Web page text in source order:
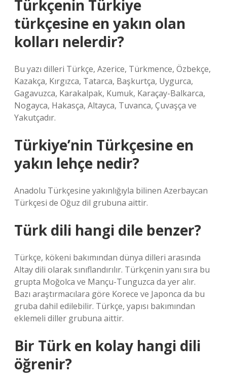
Türkçenin Türkiye
türkçesine en yakın olan
kolları nelerdir?
Bu yazı dilleri Türkçe, Azerice, Türkmence, Özbekçe,
Kazakça, Kırgızca, Tatarca, Başkurtça, Uygurca,
Gagavuzca, Karakalpak, Kumuk, Karaçay-Balkarca,
Nogayca, Hakasça, Altayca, Tuvanca, Çuvaşça ve
Yakutçadır.
Türkiye’nin Türkçesine en
yakın lehçe nedir?
Anadolu Türkçesine yakınlığıyla bilinen Azerbaycan
Türkçesi de Oğuz dil grubuna aittir.
Türk dili hangi dile benzer?
Türkçe, kökeni bakımından dünya dilleri arasında
Altay dili olarak sınıflandırılır. Türkçenin yanı sıra bu
grupta Moğolca ve Mançu-Tunguzca da yer alır.
Bazı araştırmacılara göre Korece ve Japonca da bu
gruba dahil edilebilir. Türkçe, yapısı bakımından
eklemeli diller grubuna aittir.
Bir Türk en kolay hangi dili
öğrenir?